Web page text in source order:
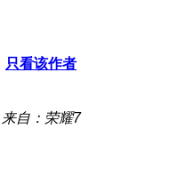
只看该作者
来自：荣耀7